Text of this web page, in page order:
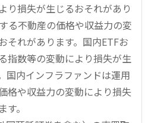
り損失が生じるおそれがあり
る不動産の価格や収益力の変
それがあります。国内ETFお
指数等の変動により損失が生
国内インフラファンドは運用
格や収益力の変動により損失
。